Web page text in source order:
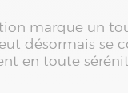
marque un
désormais se
en toute